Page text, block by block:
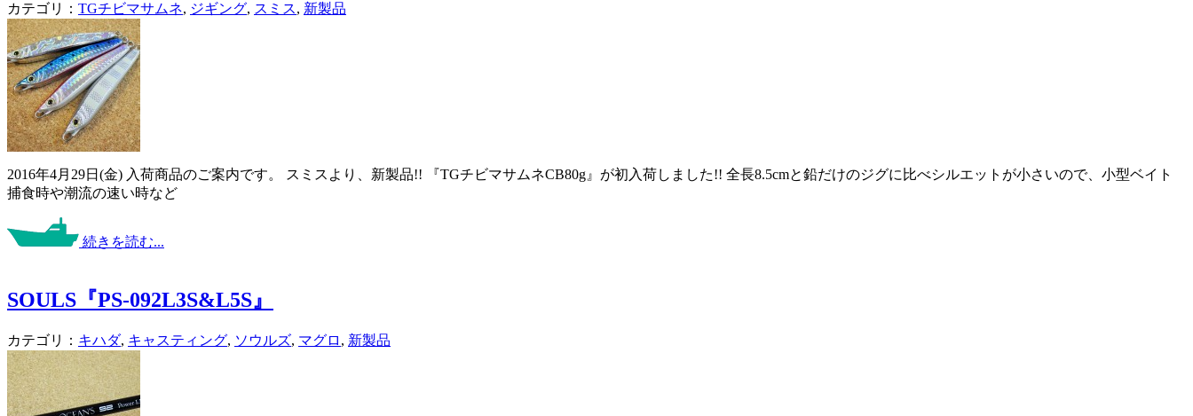
カテゴリ： TGチビマサムネ, ジギング, スミス, 新製品
2016年4月29日(金) 入荷商品のご案内です。 スミスより、新製品!! 『TGチビマサムネCB80g』が初入荷しました!! 全長8.5cmと鉛だけのジグに比べシルエットが小さいので、小型ベイト
捕食時や潮流の速い時など
続きを読む...
SOULS『PS-092L3S&L5S』
カテゴリ： キハダ, キャスティング, ソウルズ, マグロ , 新製品